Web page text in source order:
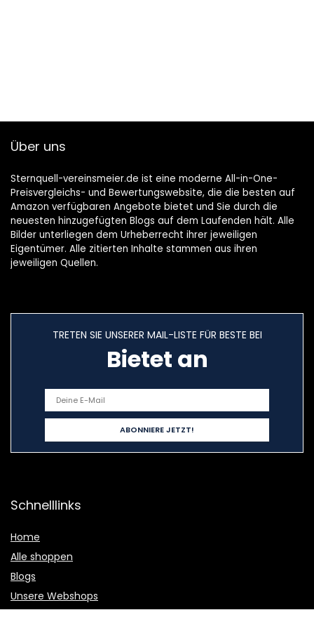
Über uns
Sternquell-vereinsmeier.de ist eine moderne All-in-One-
Preisvergleichs- und Bewertungswebsite, die die besten auf
Amazon verfügbaren Angebote bietet und Sie durch die
neuesten hinzugefügten Blogs auf dem Laufenden hält. Alle
Bilder unterliegen dem Urheberrecht ihrer jeweiligen
Eigentümer. Alle zitierten Inhalte stammen aus ihren
jeweiligen Quellen.
TRETEN SIE UNSERER MAIL-LISTE FÜR BESTE BEI
Bietet an
Schnelllinks
Home
Alle shoppen
Blogs
Unsere Webshops